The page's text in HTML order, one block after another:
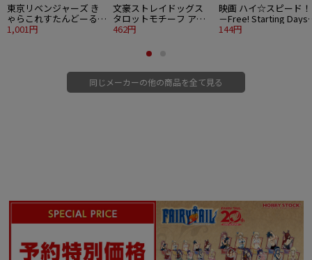
東京リベンジャーズ き
ゃらこれすたんどーる
松野千冬
1,001円
文豪ストレイドッグス
タロットモチーフ アク
リルスタンド 中島敦 愚
462円
映画 ハイ☆スピード！
－Free! Starting Days
ステンドグラス風蒔絵
144円
同じメーカーの他の商品を全て見る